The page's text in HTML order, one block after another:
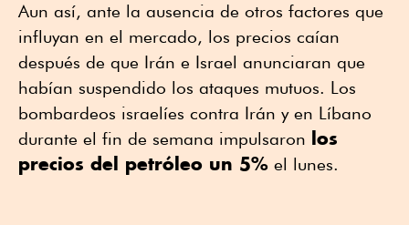
Aun así, ante la ausencia de otros factores que
influyan en el mercado, los precios caían
después de que Irán e Israel anunciaran que
habían suspendido los ataques mutuos. Los
bombardeos israelíes contra Irán y en Líbano
durante el fin de semana impulsaron los
precios del petróleo un 5% el lunes.